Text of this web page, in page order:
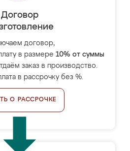
Договор
договор,
в размере 10% от суммы
заказ в производство.
в рассрочку без %.
О РАССРОЧКЕ